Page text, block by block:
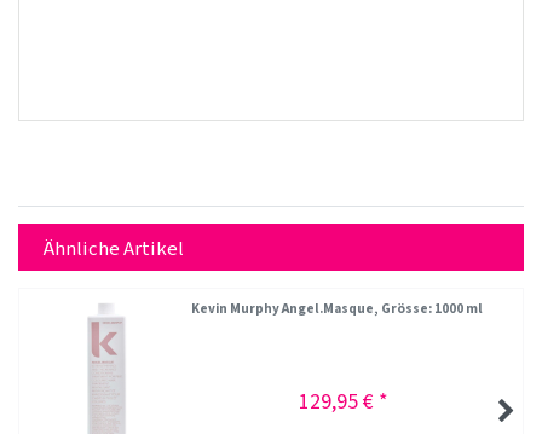
Ähnliche Artikel
Kevin Murphy Angel.Masque, Grösse: 1000 ml
129,95 € *